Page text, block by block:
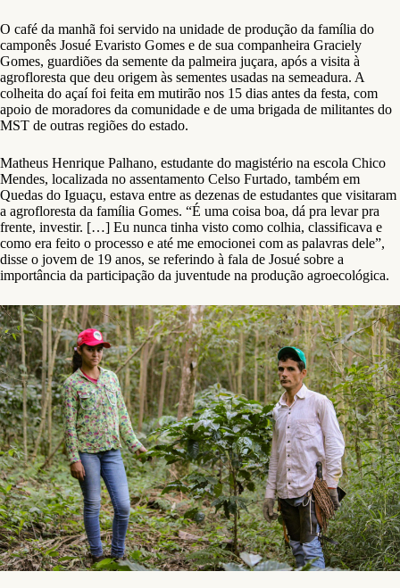
O café da manhã foi servido na unidade de produção da família do
camponês Josué Evaristo Gomes e de sua companheira Graciely
Gomes, guardiões da semente da palmeira juçara, após a visita à
agrofloresta que deu origem às sementes usadas na semeadura. A
colheita do açaí foi feita em mutirão nos 15 dias antes da festa, com
apoio de moradores da comunidade e de uma brigada de militantes do
MST de outras regiões do estado.
Matheus Henrique Palhano, estudante do magistério na escola Chico
Mendes, localizada no assentamento Celso Furtado, também em
Quedas do Iguaçu, estava entre as dezenas de estudantes que visitaram
a agrofloresta da família Gomes. “É uma coisa boa, dá pra levar pra
frente, investir. […] Eu nunca tinha visto como colhia, classificava e
como era feito o processo e até me emocionei com as palavras dele”,
disse o jovem de 19 anos, se referindo à fala de Josué sobre a
importância da participação da juventude na produção agroecológica.